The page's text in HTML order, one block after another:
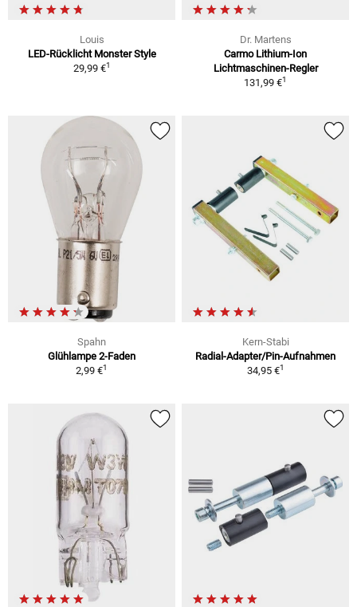
Louis
LED-Rücklicht Monster Style
29,99 €1
Dr. Martens
Carmo Lithium-Ion
Lichtmaschinen-Regler
131,99 €1
Spahn
Glühlampe 2-Faden
2,99 €1
Kern-Stabi
Radial-Adapter/Pin-Aufnahmen
34,95 €1